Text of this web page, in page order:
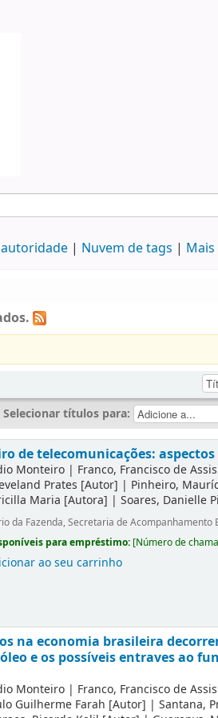
Nuvem de tags
Selecionar títulos para:
de telecomunicações:
Monteiro | Franco, Francisco de
Prates [Autor] | Pinheiro,
Maria [Autora] |Soares, Danielle
da Fazenda, Secretaria de Acompanhamento
para empréstimo: [Número de
ao seu carrinho
na economia brasileira
e os possíveis entraves ao
Monteiro | Franco, Francisco de
Guilherme Farah [Autor] |Santana,